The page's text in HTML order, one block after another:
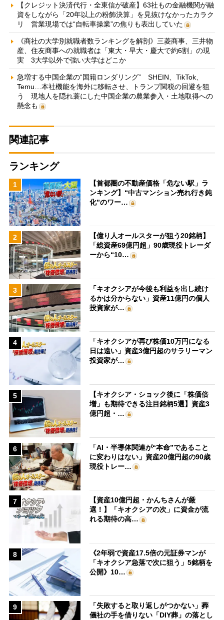
【クレジット決済代行・全東信が破産】63社もの金融機関が融
資をしながら「20年以上の粉飾決算」を見抜けなかったカラク
リ 営業現場では“自転車操業”の焦りも表出していた
《商社の大学別就職者数ランキングを解剖》三菱商事、三井物
産、住友商事への就職者は「東大・早大・慶大で約6割」の現
実 3大学以外で強い大学はどこか
急増する中国企業の“国籍ロンダリング” SHEIN、TikTok、
Temu…本社機能を海外に移転させ、トランプ関税の回避を狙
う 現地人を隠れ蓑にした中国企業の農業参入・土地取得への
懸念も
関連記事
ランキング
1
【首都圏の不動産価格「危ない駅」ラ
ンキング】“中古マンション売れ行き鈍
化”のワー…
2
【億り人オールスターが狙う20銘柄】
「総資産69億円超」90歳現役トレーダ
ーから“10…
3
「キオクシアが今後も利益を出し続け
るかは分からない」資産11億円の個人
投資家が…
4
「キオクシアが再び株価10万円になる
日は遠い」資産3億円超のサラリーマン
投資家が…
5
【キオクシア・ショック後に「株価倍
増」も期待できる注目銘柄5選】資産3
億円超・…
6
「AI・半導体関連が“本命”であること
に変わりはない」資産20億円超の90歳
現役トレー…
7
【資産10億円超・かんちさんが厳
選！】「キオクシアの次」に資金が流
れる期待の高…
8
《2年弱で資産17.5倍の元証券マンが
「キオクシア急落で次に狙う」5銘柄を
公開》10…
9
「失敗すると取り返しがつかない」葬
儀社の手を借りない「DIY葬」の落とし